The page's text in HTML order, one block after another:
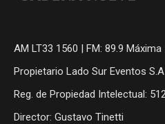
AM LT33 1560 | FM: 89.9 Máxima
Propietario Lado Sur Eventos S.A
Reg. de Propiedad Intelectual:
Director: Gustavo Tinetti